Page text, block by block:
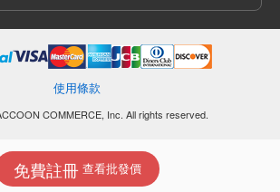
免費註冊查看批發價
使用條款
COMMERCE, Inc. All rights reserved.